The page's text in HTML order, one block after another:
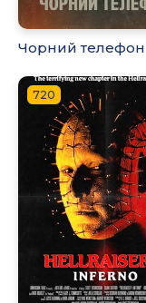
Чорний телефон
720